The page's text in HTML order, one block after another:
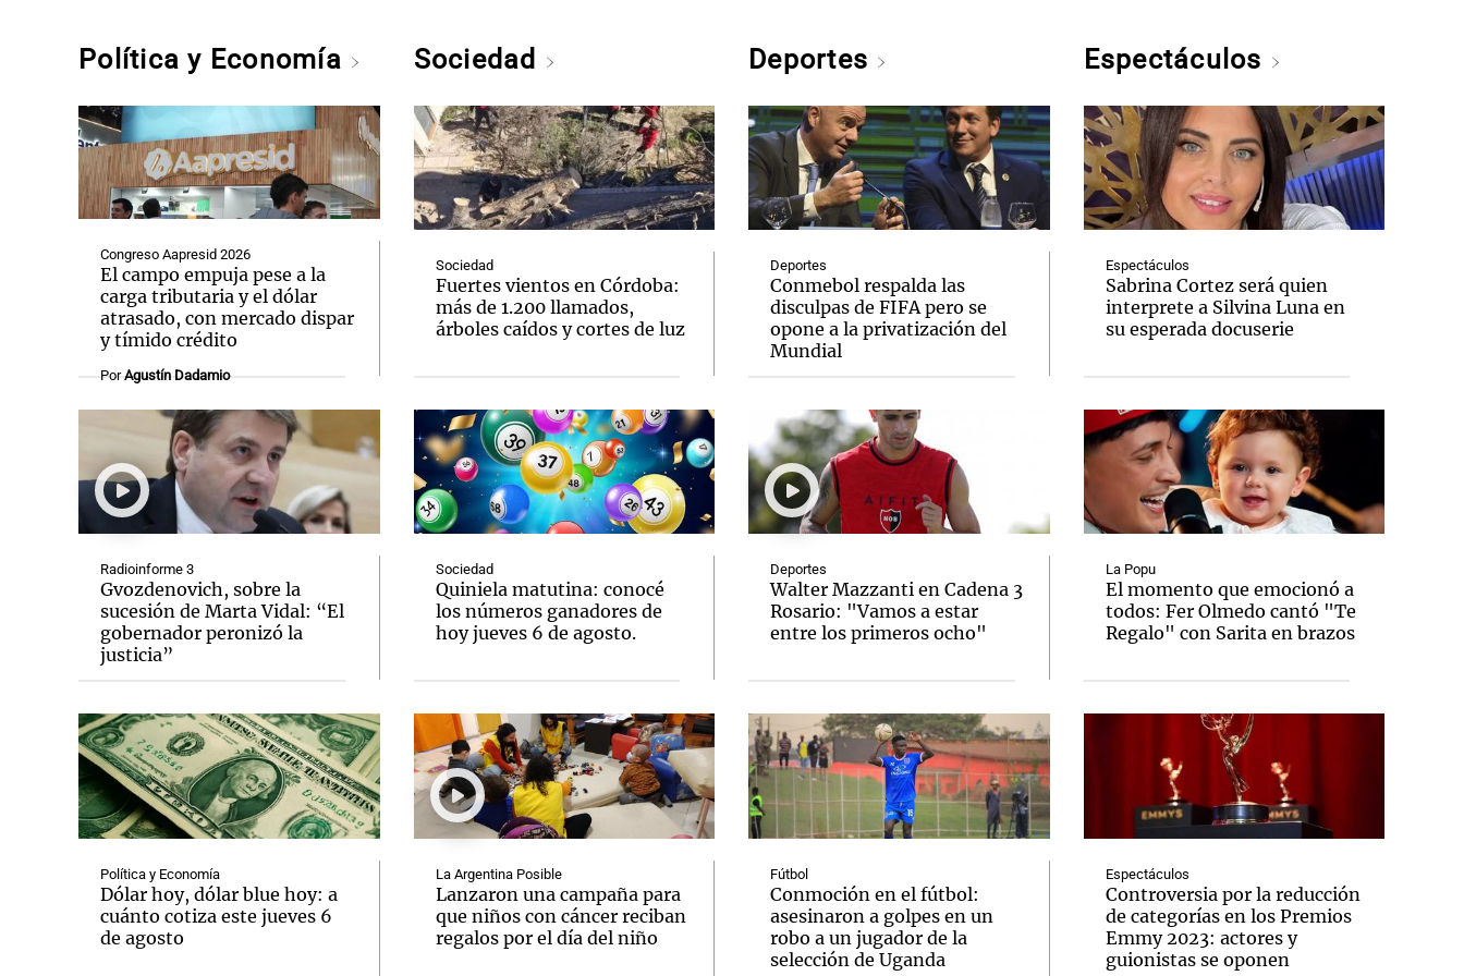
Política y Economía
Congreso Aapresid 2026
El campo empuja pese a la
carga tributaria y el dólar
atrasado, con mercado dispar
y tímido crédito
PorAgustín Dadamio
Radioinforme 3
Gvozdenovich, sobre la
sucesión de Marta Vidal: “El
gobernador peronizó la
justicia”
Política y Economía
Dólar hoy, dólar blue hoy: a
cuánto cotiza este jueves 6
de agosto
Sociedad
Sociedad
Fuertes vientos en Córdoba:
más de 1.200 llamados,
árboles caídos y cortes de luz
Sociedad
Quiniela matutina: conocé
los números ganadores de
hoy jueves 6 de agosto.
La Argentina Posible
Lanzaron una campaña para
que niños con cáncer reciban
regalos por el día del niño
Deportes
Deportes
Conmebol respalda las
disculpas de FIFA pero se
opone a la privatización del
Mundial
Deportes
Walter Mazzanti en Cadena 3
Rosario: "Vamos a estar
entre los primeros ocho"
Fútbol
Conmoción en el fútbol:
asesinaron a golpes en un
robo a un jugador de la
selección de Uganda
Espectáculos
Espectáculos
Sabrina Cortez será quien
interprete a Silvina Luna en
su esperada docuserie
La Popu
El momento que emocionó a
todos: Fer Olmedo cantó "Te
Regalo" con Sarita en brazos
Espectáculos
Controversia por la reducción
de categorías en los Premios
Emmy 2023: actores y
guionistas se oponen
Notas Notas
El huracán de Arequito
Notas
Cadena 3 en Groenlandia
Notas